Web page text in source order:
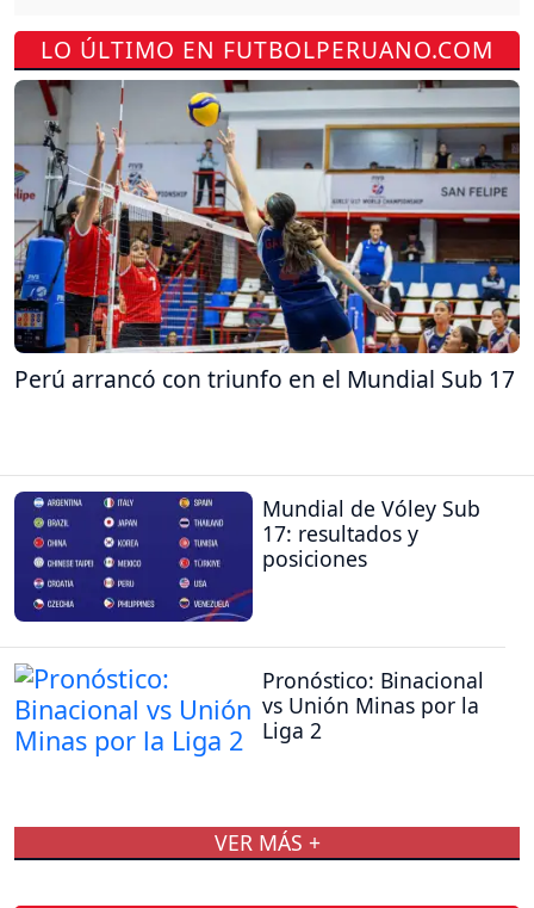
LO ÚLTIMO EN FUTBOLPERUANO.COM
Perú arrancó con triunfo en el Mundial Sub 17
Mundial de Vóley Sub
17: resultados y
posiciones
Pronóstico: Binacional
vs Unión Minas por la
Liga 2
VER MÁS +